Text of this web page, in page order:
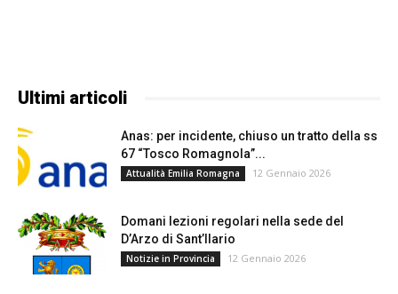
Ultimi articoli
Anas: per incidente, chiuso un tratto della ss
67 “Tosco Romagnola”...
Attualità Emilia Romagna 12 Gennaio 2026
Domani lezioni regolari nella sede del
D’Arzo di Sant’Ilario
Notizie in Provincia 12 Gennaio 2026